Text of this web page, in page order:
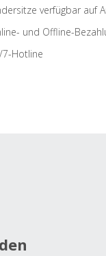
verfügbar auf
und Offline-
7-Hotline